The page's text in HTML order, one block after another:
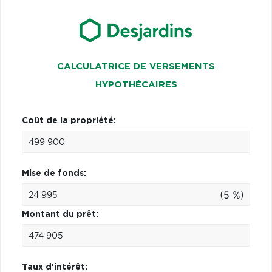
CALCULATRICE DE VERSEMENTS
HYPOTHÉCAIRES
Coût de la propriété:
Mise de fonds:
(5 %)
Montant du prêt:
Taux d'intérêt: